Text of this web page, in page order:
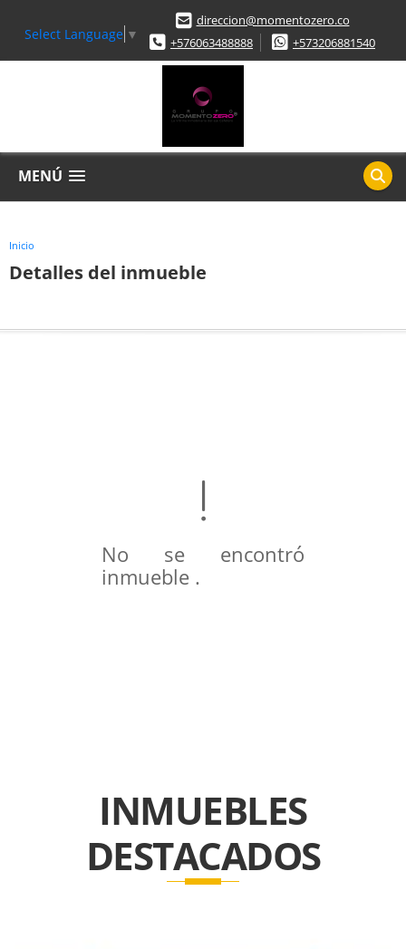
Select Language ▼
direccion@momentozero.co
+576063488888
+573206881540
MENÚ
Inicio
Detalles del inmueble
No se encontró
inmueble .
INMUEBLES
DESTACADOS